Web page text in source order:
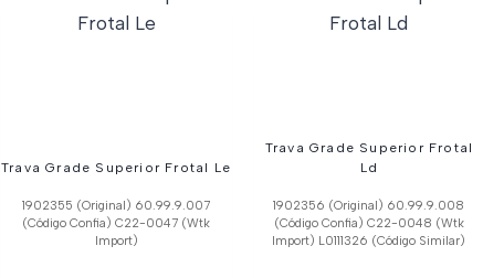
Trava Grade Superior Frotal Le
1902355 (Original) 60.99.9.007
(Código Confia) C22-0047 (Wtk
Import)
Trava Grade Superior Frotal
Ld
1902356 (Original) 60.99.9.008
(Código Confia) C22-0048 (Wtk
Import) L0111326 (Código Similar)